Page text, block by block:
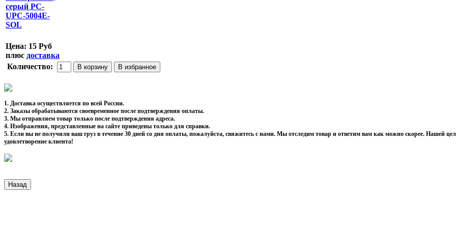
Цена: 15 Руб
плюс доставка
Количество:
1. Доставка осуществляется по всей России.
2. Заказы обрабатываются своевременное после подтверждения оплаты.
3. Мы отправляем товар только после подтверждения адреса.
4. Изображения, представленные на сайте приведены только для справки.
5. Если вы не получили ваш груз в течение 30 дней со дня оплаты, пожалуйста, свяжитесь с нами. Мы отследим товар и ответим вам как можно скорее. Нашей
удовлетворение клиента!